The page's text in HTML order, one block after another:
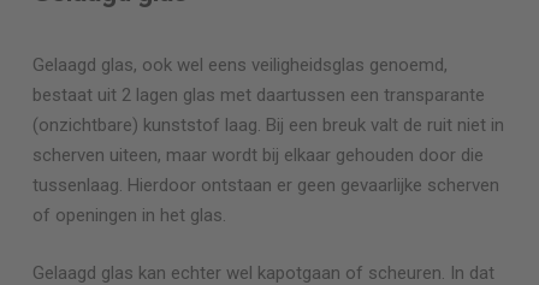
Gelaagd glas, ook wel eens veiligheidsglas genoemd,
bestaat uit 2 lagen glas met daartussen een transparante
(onzichtbare) kunststof laag. Bij een breuk valt de ruit niet in
scherven uiteen, maar wordt bij elkaar gehouden door die
tussenlaag. Hierdoor ontstaan er geen gevaarlijke scherven
of openingen in het glas.
Gelaagd glas kan echter wel kapotgaan of scheuren. In dat